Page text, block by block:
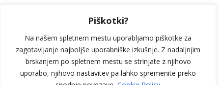
Piškotki?
Na našem spletnem mestu uporabljamo piškotke za
zagotavljanje najboljše uporabniške izkušnje. Z nadaljnjim
brskanjem po spletnem mestu se strinjate z njihovo
uporabo, njihovo nastavitev pa lahko spremenite preko
Kosovelova ulica 1b, 6210 Sežana
040 264 169
poloplus1@gmail.com